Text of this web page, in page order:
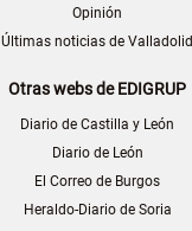
Opinión
Últimas noticias de Valladolid
Otras webs de EDIGRUP
Diario de Castilla y León
Diario de León
El Correo de Burgos
Heraldo-Diario de Soria